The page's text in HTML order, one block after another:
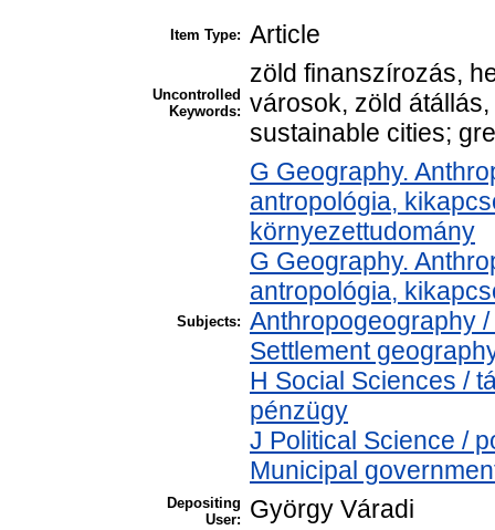
Item Type: Article
Uncontrolled
Keywords:
zöld finanszírozás,
városok, zöld
sustainable cities;
Subjects:
G Geography.
antropológia,
környezettudomány
G Geography.
antropológia,
Anthropogeography
Settlement
H Social Sciences /
pénzügy
J Political Science /
Municipal
Depositing
User:
György Váradi